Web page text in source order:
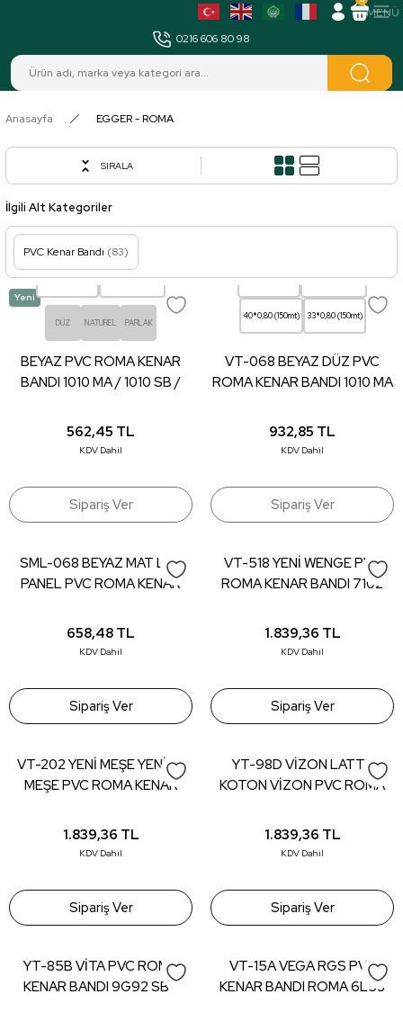
0216 606 80 98
Anasayfa EGGER - ROMA
SIRALA
İlgili Alt Kategoriler
PVC Kenar Bandı (83)
Yeni
22*0,80 (150mt) 22*0,40 (300mt)
DÜZ NATUREL PARLAK
BEYAZ PVC ROMA KENAR
BANDI 1010 MA / 1010 SB /
562,45 TL
KDV Dahil
Sipariş Ver
22*0,80 (150mt) 22*0,40 (300mt)
40*0,80 (150mt) 33*0,80 (150mt)
VT-068 BEYAZ DÜZ PVC
ROMA KENAR BANDI 1010 MA
932,85 TL
KDV Dahil
Sipariş Ver
SML-068 BEYAZ MAT LAK
PANEL PVC ROMA KENAR
mt)
658,48 TL
KDV Dahil
Sipariş Ver
VT-518 YENİ WENGE PVC
ROMA KENAR BANDI 7102
1.839,36 TL
KDV Dahil
Sipariş Ver
VT-202 YENİ MEŞE YENİCE
MEŞE PVC ROMA KENAR
(150 mt)
1.839,36 TL
KDV Dahil
Sipariş Ver
YT-98D VİZON LATTE
KOTON VİZON PVC ROMA
22*0,80 (150 mt)
1.839,36 TL
KDV Dahil
Sipariş Ver
YT-85B VİTA PVC ROMA
KENAR BANDI 9G92 SB -
VT-15A VEGA RGS PVC
KENAR BANDI ROMA 6L53